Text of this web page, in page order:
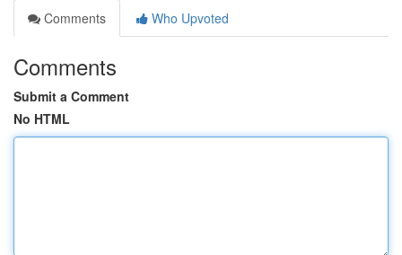
Comments
Who Upvoted
Comments
Submit a Comment
No HTML